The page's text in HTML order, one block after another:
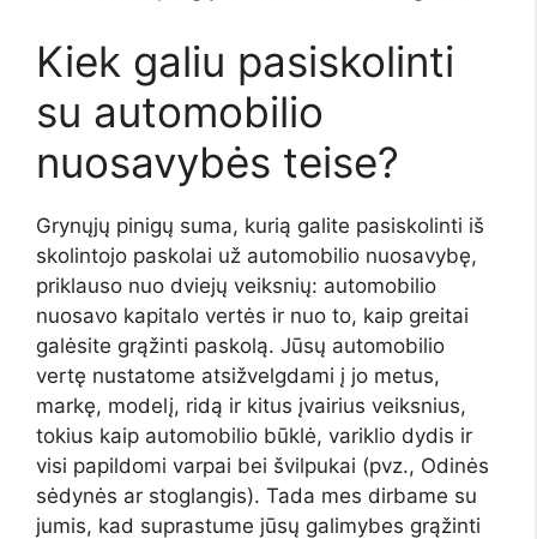
Kiek galiu pasiskolinti
su automobilio
nuosavybės teise?
Grynųjų pinigų suma, kurią galite pasiskolinti iš
skolintojo paskolai už automobilio nuosavybę,
priklauso nuo dviejų veiksnių: automobilio
nuosavo kapitalo vertės ir nuo to, kaip greitai
galėsite grąžinti paskolą. Jūsų automobilio
vertę nustatome atsižvelgdami į jo metus,
markę, modelį, ridą ir kitus įvairius veiksnius,
tokius kaip automobilio būklė, variklio dydis ir
visi papildomi varpai bei švilpukai (pvz., Odinės
sėdynės ar stoglangis). Tada mes dirbame su
jumis, kad suprastume jūsų galimybes grąžinti